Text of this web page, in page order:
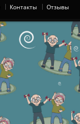
Контакты Отзывы